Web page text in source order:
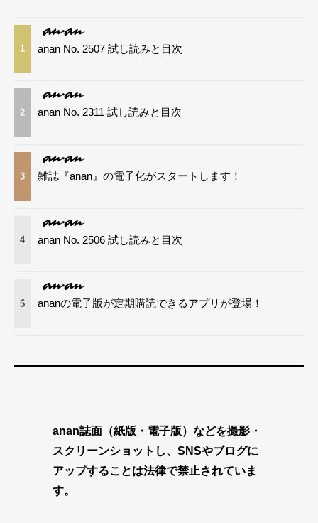
1 anan No. 2507 試し読みと目次
2 anan No. 2311 試し読みと目次
3 雑誌『anan』の電子化がスタートします！
4 anan No. 2506 試し読みと目次
5 ananの電子版が定期購読できるアプリが登場！
anan誌面（紙版・電子版）などを撮影・
スクリーンショットし、SNSやブログに
アップすることは法律で禁止されていま
す。